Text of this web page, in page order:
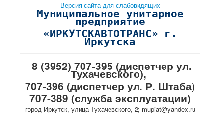
Версия сайта для слабовидящих
Муниципальное унитарное
предприятие
«ИРКУТСКАВТОТРАНС» г.
Иркутска
8 (3952) 707-395 (диспетчер ул.
Тухачевского),
707-396 (диспетчер ул. Р. Штаба)
707-389 (служба эксплуатации)
город Иркутск, улица Тухачевского, 2; mupiat@yandex.ru